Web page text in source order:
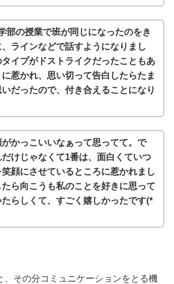
部の授業で班が同じになったのをき
、ラインなどで話すようになりまし
イプがドストライクだったこともあ
に惹かれ、思い切って告白したらたま
だったので、付き合えることになり
かっこいいなぁって思ってて。で
だけじゃなくて1番は、面白くていつ
笑顔にさせているところに惹かれまし
ら向こうも私のことを好きに思って
たらしくて、すごく嬉しかったです(*
、その分コミュニケーションをとる機